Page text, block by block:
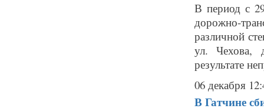
В период с
дорожно-
различной
ул. Чехова,
результате
06 декабря
В Гатчине